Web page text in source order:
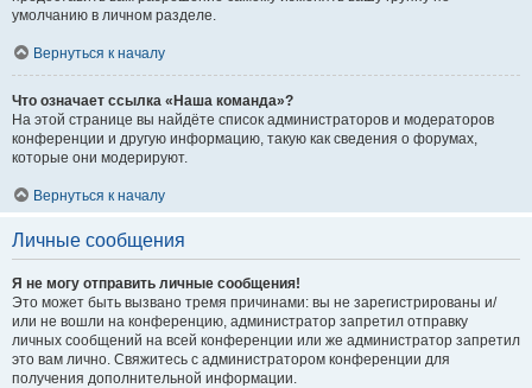
умолчанию в личном разделе.
Вернуться к началу
Что означает ссылка «Наша команда»?
На этой странице вы найдёте список администраторов и модераторов
конференции и другую информацию, такую как сведения о форумах,
которые они модерируют.
Вернуться к началу
Личные сообщения
Я не могу отправить личные сообщения!
Это может быть вызвано тремя причинами: вы не зарегистрированы и/
или не вошли на конференцию, администратор запретил отправку
личных сообщений на всей конференции или же администратор запретил
это вам лично. Свяжитесь с администратором конференции для
получения дополнительной информации.